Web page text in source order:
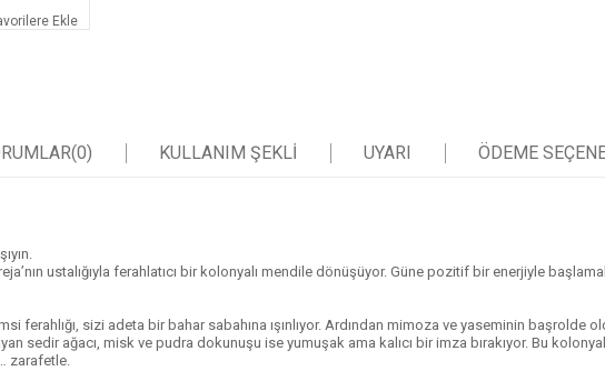
Ekle
(0) KULLANIM ŞEKLİ UYARI ÖDEME
ustalığıyla ferahlatıcı bir kolonyalı mendile dönüşüyor. Güne pozitif bir enerjiyle
ferahlığı, sizi adeta bir bahar sabahına ışınlıyor. Ardından mimoza ve yaseminin başrolde
sedir ağacı, misk ve pudra dokunuşu ise yumuşak ama kalıcı bir imza bırakıyor. Bu
zarafetle.